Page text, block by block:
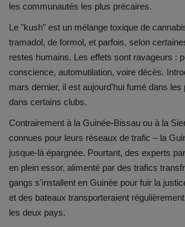
les communautés les plus précaires.
Le "kush" est un mélange toxique de
tramadol, de formol, et parfois, selon
restes humains. Les effets sont ravageurs :
conscience, automutilation, voire décès.
mars dernier, il est aujourd’hui fumé dans
dans certains clubs.
Contrairement à la Guinée-Bissau ou à la
connues pour leurs réseaux de trafic – la
jusque-là épargnée. Pourtant, des experts
en plein essor, alimenté par des trafics
gangs s’installent en Guinée pour fuir la
et des bateaux transporteraient
les deux pays.